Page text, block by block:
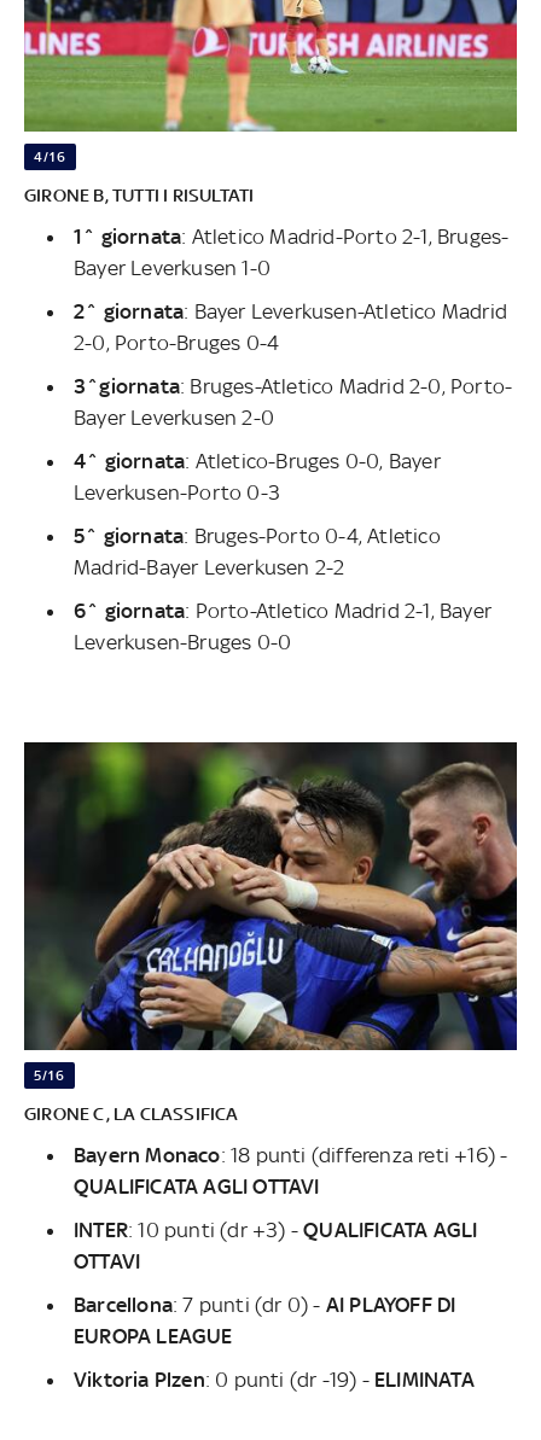
4/16
GIRONE B, TUTTI I RISULTATI
1^ giornata: Atletico Madrid-Porto 2-1, Bruges-
Bayer Leverkusen 1-0
2^ giornata: Bayer Leverkusen-Atletico Madrid
2-0, Porto-Bruges 0-4
3^giornata: Bruges-Atletico Madrid 2-0, Porto-
Bayer Leverkusen 2-0
4^ giornata: Atletico-Bruges 0-0, Bayer
Leverkusen-Porto 0-3
5^ giornata: Bruges-Porto 0-4, Atletico
Madrid-Bayer Leverkusen 2-2
6^ giornata: Porto-Atletico Madrid 2-1, Bayer
Leverkusen-Bruges 0-0
5/16
GIRONE C, LA CLASSIFICA
Bayern Monaco: 18 punti (differenza reti +16) -
QUALIFICATA AGLI OTTAVI
INTER: 10 punti (dr +3) -QUALIFICATA AGLI
OTTAVI
Barcellona: 7 punti (dr 0) - AI PLAYOFF DI
EUROPA LEAGUE
Viktoria Plzen: 0 punti (dr -19) - ELIMINATA